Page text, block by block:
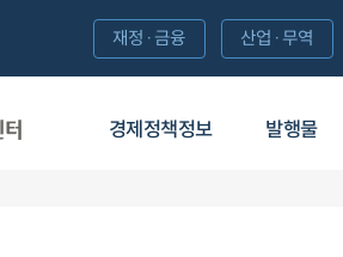
경제정책정보 발행물
재정·금융 산업·무역